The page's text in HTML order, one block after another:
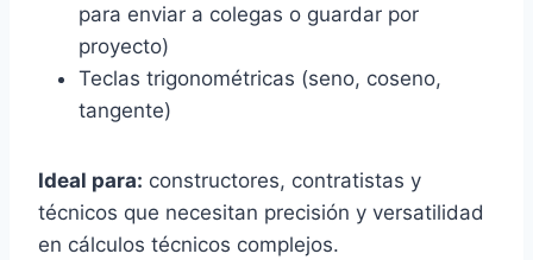
para enviar a colegas o guardar por
proyecto)
Teclas trigonométricas (seno, coseno,
tangente)
Ideal para: constructores, contratistas y
técnicos que necesitan precisión y versatilidad
en cálculos técnicos complejos.